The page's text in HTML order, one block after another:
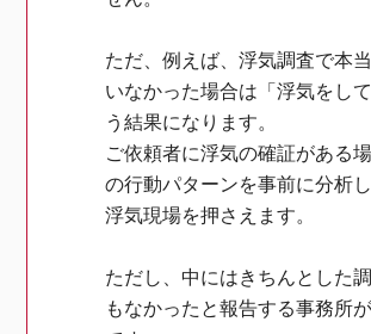
ただ、例えば、浮気調査で本
いなかった場合は「浮気をし
う結果になります。
ご依頼者に浮気の確証がある
の行動パターンを事前に分析
浮気現場を押さえます。
ただし、中にはきちんとした
もなかったと報告する事務所